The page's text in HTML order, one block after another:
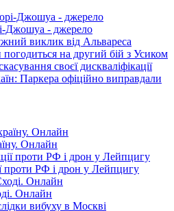
Джошуа - джерело
виклик від Альвареса
на другий бій з Усиком
своєї дискваліфікації
Паркера офіційно виправдали
Онлайн
проти РФ і дрон у Лейпцигу
Онлайн